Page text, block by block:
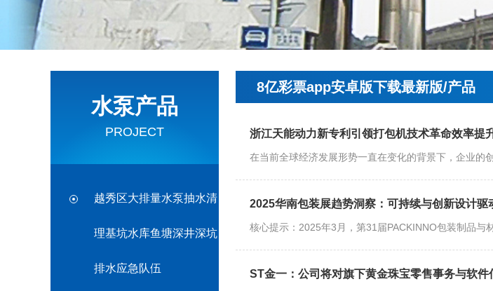
水泵产品
PROJECT
越秀区大排量水泵抽水清
理基坑水库鱼塘深井深坑
排水应急队伍
8亿彩票app安卓版下载最新版/产品
浙江天能动力新专利引领打包机技术革命效率提
在当前全球经济发展形势一直在变化的背景下，企业的
2025华南包装展趋势洞察：可持续与创新设计驱
核心提示：2025年3月，第31届PACKINNO包装制品与
ST金一：公司将对旗下黄金珠宝零售事务与软